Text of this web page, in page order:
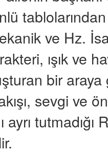
ve Hz.
ışık ve
bir araya
sevgi ve
ayrı